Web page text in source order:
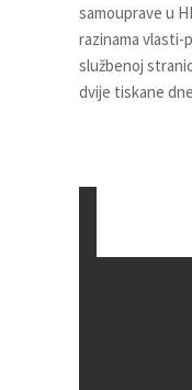
samouprave u
razinama vlasti-
službenoj
dvije tiskane